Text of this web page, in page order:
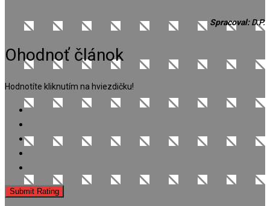
Spracoval:D.P.
Ohodnoť článok
Hodnotíte kliknutím na hviezdičku!
Submit Rating